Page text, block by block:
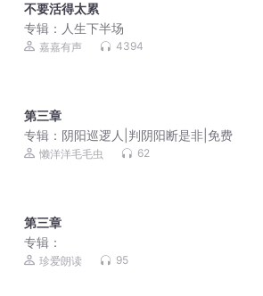
不要活得太累
专辑： 人生下半场
嘉嘉有声 4394
第三章
专辑： 阴阳巡逻人|判阴阳断是非|免费
懒洋洋毛毛虫 62
第三章
专辑：
珍爱朗读 95